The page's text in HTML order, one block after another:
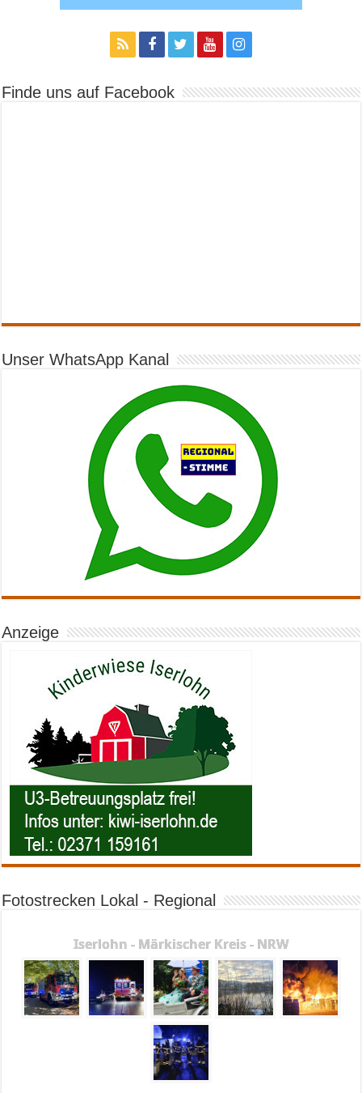
Finde uns auf Facebook
Unser WhatsApp Kanal
Anzeige
Fotostrecken Lokal - Regional
Iserlohn - Märkischer Kreis - NRW